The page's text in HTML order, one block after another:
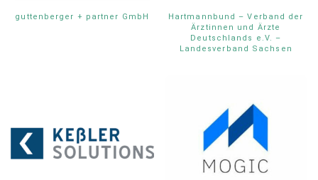
guttenberger + partner GmbH
Hartmannbund – Verband der
Ärztinnen und Ärzte
Deutschlands e.V. –
Landesverband Sachsen